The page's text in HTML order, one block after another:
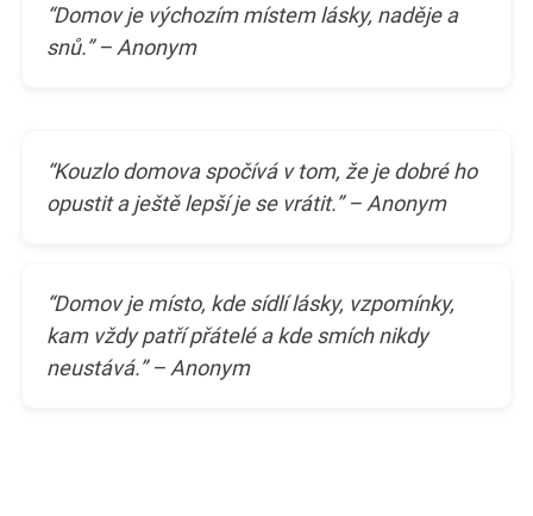
“Domov je výchozím místem lásky, naděje a
snů.” – Anonym
“Kouzlo domova spočívá v tom, že je dobré ho
opustit a ještě lepší je se vrátit.” – Anonym
“Domov je místo, kde sídlí lásky, vzpomínky,
kam vždy patří přátelé a kde smích nikdy
neustává.” – Anonym